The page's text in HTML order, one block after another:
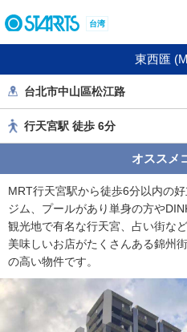
ー
ジ
移
す
め
の
リ
ン
台湾
東西匯
台北市中山區松江路
行天宮駅 徒歩 6分
オススメ
MRT行天宮駅から徒歩6分以内の好
ジム、プールがあり単身の方や
観光地で有名な行天宮、占い街な
美味しいお店がたくさんある錦州
の高い物件です。